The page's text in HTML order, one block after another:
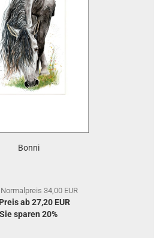
Bonni
34,00 EUR
ab 27,20 EUR
Sie sparen 20%